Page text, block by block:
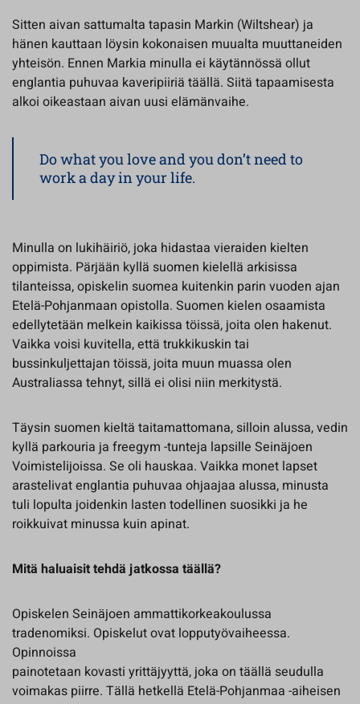
Sitten aivan sattumalta tapasin Markin (Wiltshear) ja
hänen kauttaan löysin kokonaisen muualta muuttaneiden
yhteisön. Ennen Markia minulla ei käytännössä ollut
englantia puhuvaa kaveripiiriä täällä. Siitä tapaamisesta
alkoi oikeastaan aivan uusi elämänvaihe.
Do what you love and you don’t need to
work a day in your life.
Minulla on lukihäiriö, joka hidastaa vieraiden kielten
oppimista. Pärjään kyllä suomen kielellä arkisissa
tilanteissa, opiskelin suomea kuitenkin parin vuoden ajan
Etelä-Pohjanmaan opistolla. Suomen kielen osaamista
edellytetään melkein kaikissa töissä, joita olen hakenut.
Vaikka voisi kuvitella, että trukkikuskin tai
bussinkuljettajan töissä, joita muun muassa olen
Australiassa tehnyt, sillä ei olisi niin merkitystä.
Täysin suomen kieltä taitamattomana, silloin alussa, vedin
kyllä parkouria ja freegym -tunteja lapsille Seinäjoen
Voimistelijoissa. Se oli hauskaa. Vaikka monet lapset
arastelivat englantia puhuvaa ohjaajaa alussa, minusta
tuli lopulta joidenkin lasten todellinen suosikki ja he
roikkuivat minussa kuin apinat.
Mitä haluaisit tehdä jatkossa täällä?
Opiskelen Seinäjoen ammattikorkeakoulussa
tradenomiksi. Opiskelut ovat lopputyövaiheessa.
Opinnoissa
painotetaan kovasti yrittäjyyttä, joka on täällä seudulla
voimakas piirre. Tällä hetkellä Etelä-Pohjanmaa -aiheisen